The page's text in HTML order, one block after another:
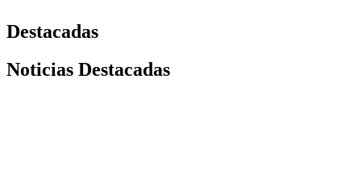
Destacadas
Noticias Destacadas